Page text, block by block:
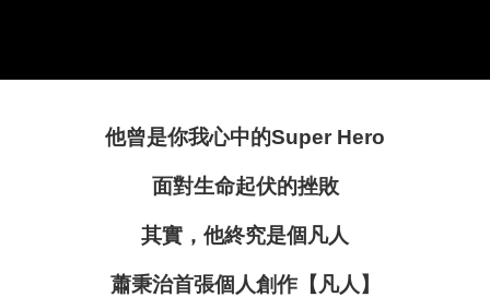
他曾是你我心中的Super Hero
面對生命起伏的挫敗
其實，他終究是個凡人
蕭秉治首張個人創作【凡人】